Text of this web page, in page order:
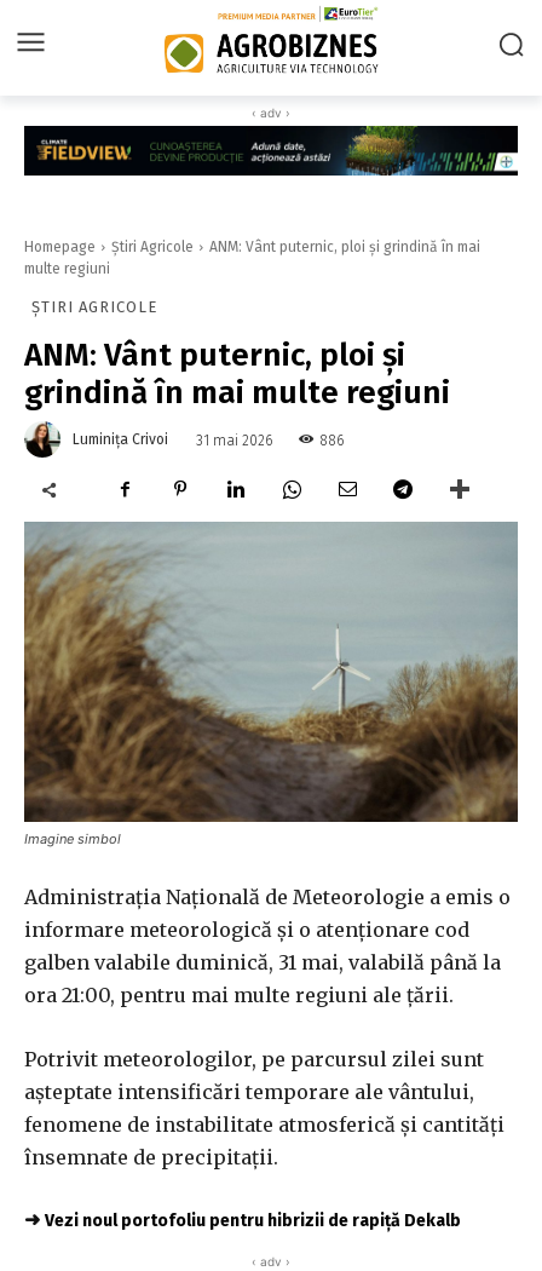
‹ adv ›
Homepage Știri Agricole
ANM: Vânt puternic, ploi și grindină în mai
multe regiuni
ȘTIRI AGRICOLE
ANM: Vânt puternic, ploi și
grindină în mai multe regiuni
Luminița Crivoi 31 mai 2026 886
Imagine simbol
Administrația Națională de Meteorologie a emis o
informare meteorologică și o atenționare cod
galben valabile duminică, 31 mai, valabilă până la
ora 21:00, pentru mai multe regiuni ale țării.
Potrivit meteorologilor, pe parcursul zilei sunt
așteptate intensificări temporare ale vântului,
fenomene de instabilitate atmosferică și cantități
însemnate de precipitații.
➜ Vezi noul portofoliu pentru hibrizii de rapiță Dekalb
‹ adv ›